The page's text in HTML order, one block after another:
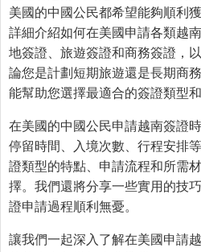
美國的中國公民都希望能夠順利
詳細介紹如何在美國申請各類越
地簽證、旅遊簽證和商務簽證，
論您是計劃短期旅遊還是長期商
能幫助您選擇最適合的簽證類型和
在美國的中國公民申請越南簽證
停留時間、入境次數、行程安排
證類型的特點、申請流程和所需
擇。我們還將分享一些實用的技
證申請過程順利無憂。
讓我們一起深入了解在美國申請